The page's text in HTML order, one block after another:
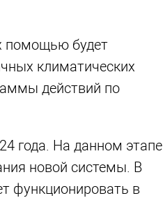
помощью будет
климатических
действий по
года. На данном этапе
новой системы. В
функционировать в